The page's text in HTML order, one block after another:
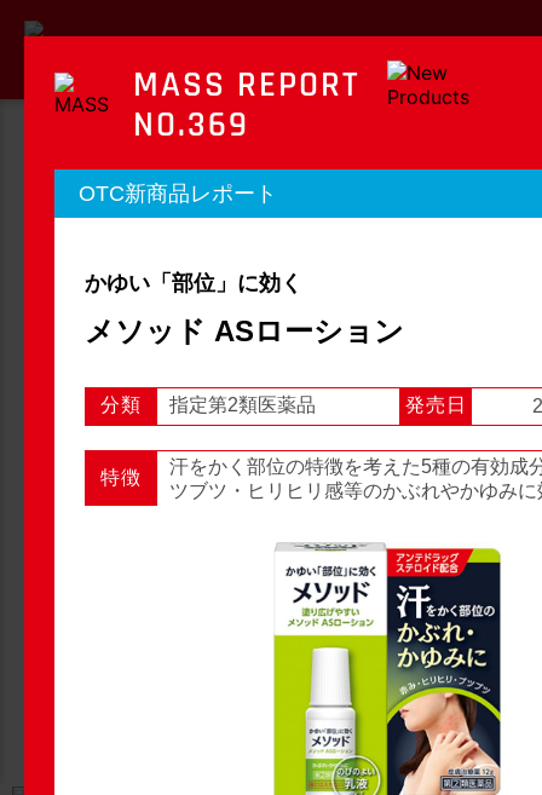
MASS REPORT
マスレポート
OTC新商品レポート
OTC新商品レポート 店頭観察
2 3 ...
MASS REPORT
NO.369
OTC新商品レポート
かゆい「部位」に効く
メソッド ASローション
分類 指定第2類医薬品 発売日
特徴
汗をかく部位の特徴を考えた5種の有効成
ツブツ・ヒリヒリ感等のかぶれやかゆみに